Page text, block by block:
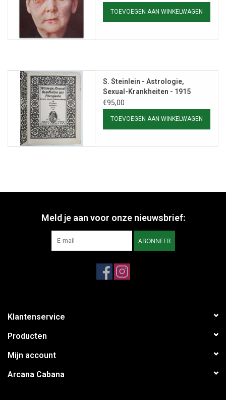
TOEVOEGEN AAN WINKELWAGEN
S. Steinlein - Astrologie,
Sexual-Krankheiten - 1915
€95,00
TOEVOEGEN AAN WINKELWAGEN
Meld je aan voor onze nieuwsbrief:
ABONNEER
Klantenservice
Producten
Mijn account
Arcana Cabana